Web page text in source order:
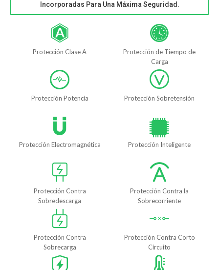
Incorporadas Para Una Máxima Seguridad.
Protección Clase A
Protección de Tiempo de
Carga
Protección Potencia Protección Sobretensión
Protección Electromagnética Protección Inteligente
Protección Contra
Sobredescarga
Protección Contra la
Sobrecorriente
Protección Contra
Sobrecarga
Protección Contra Corto
Circuito